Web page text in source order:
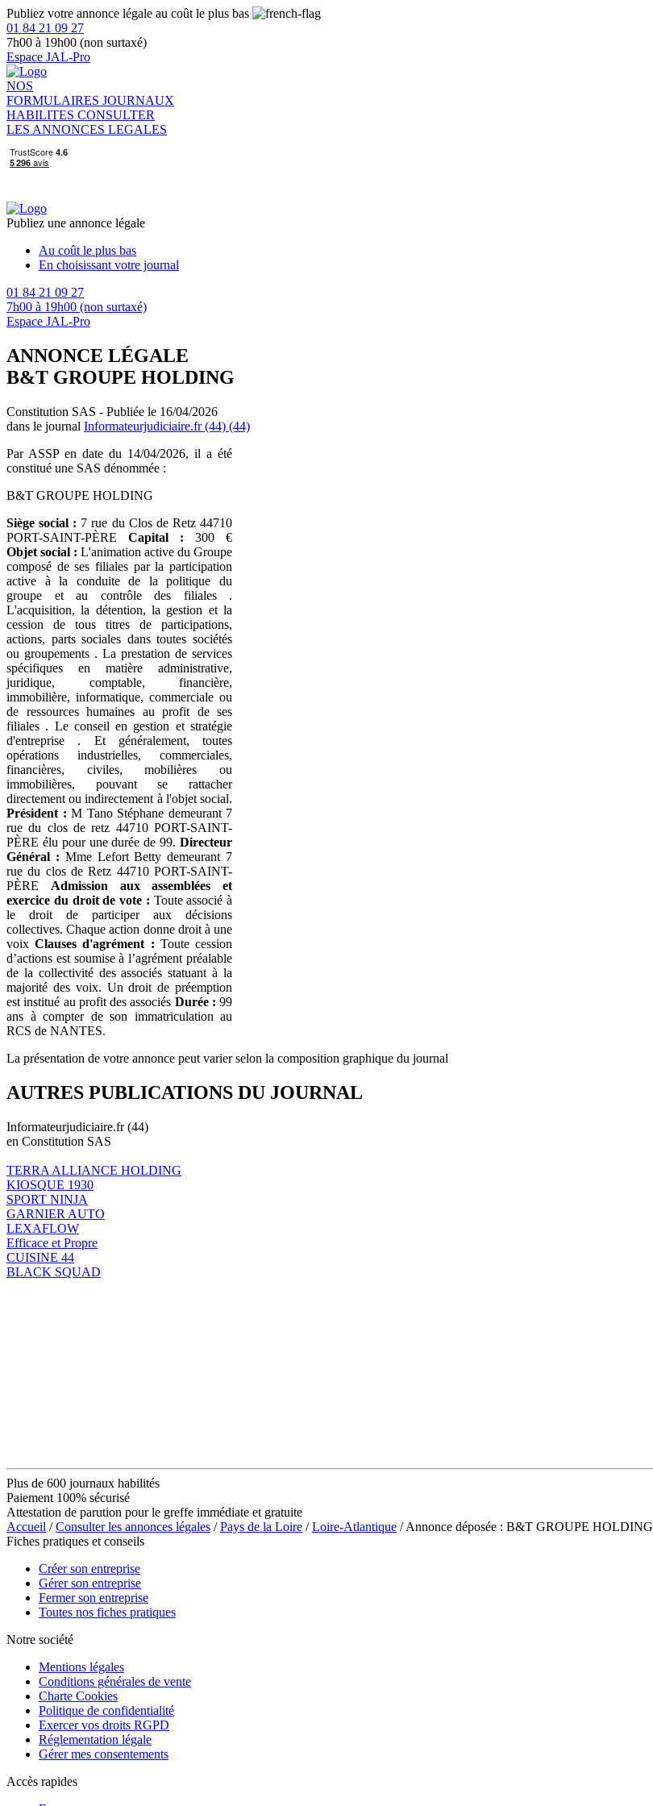
Publiez votre annonce légale au coût le plus bas
01 84 21 09 27
7h00 à 19h00 (non surtaxé)
Espace JAL-Pro
NOS
FORMULAIRES JOURNAUX
HABILITES CONSULTER
LES ANNONCES LEGALES
Publiez une annonce légale
Au coût le plus bas
En choisissant votre journal
01 84 21 09 27
7h00 à 19h00 (non surtaxé)
Espace JAL-Pro
ANNONCE LÉGALE
B&T GROUPE HOLDING
Constitution SAS - Publiée le 16/04/2026
dans le journal Informateurjudiciaire.fr (44) (44)
Par ASSP en date du 14/04/2026, il a été
constitué une SAS dénommée :
B&T GROUPE HOLDING
Siège social : 7 rue du Clos de Retz 44710
PORT-SAINT-PÈRE Capital : 300 €
Objet social : L'animation active du Groupe
composé de ses filiales par la participation
active à la conduite de la politique du
groupe et au contrôle des filiales .
L'acquisition, la détention, la gestion et la
cession de tous titres de participations,
actions, parts sociales dans toutes sociétés
ou groupements . La prestation de services
spécifiques en matière administrative,
juridique, comptable, financière,
immobilière, informatique, commerciale ou
de ressources humaines au profit de ses
filiales . Le conseil en gestion et stratégie
d'entreprise . Et généralement, toutes
opérations industrielles, commerciales,
financières, civiles, mobilières ou
immobilières, pouvant se rattacher
directement ou indirectement à l'objet social.
Président : M Tano Stéphane demeurant 7
rue du clos de retz 44710 PORT-SAINT-
PÈRE élu pour une durée de 99. Directeur
Général : Mme Lefort Betty demeurant 7
rue du clos de Retz 44710 PORT-SAINT-
PÈRE Admission aux assemblées et
exercice du droit de vote : Toute associé à
le droit de participer aux décisions
collectives. Chaque action donne droit à une
voixClauses d'agrément : Toute cession
d’actions est soumise à l’agrément préalable
de la collectivité des associés statuant à la
majorité des voix. Un droit de préemption
est institué au profit des associés Durée : 99
ans à compter de son immatriculation au
RCS de NANTES.
La présentation de votre annonce peut varier selon la composition graphique du journal
AUTRES PUBLICATIONS DU JOURNAL
Informateurjudiciaire.fr (44)
en Constitution SAS
TERRA ALLIANCE HOLDING
KIOSQUE 1930
SPORT NINJA
GARNIER AUTO
LEXAFLOW
Efficace et Propre
CUISINE 44
BLACK SQUAD
Plus de 600 journaux habilités
Paiement 100% sécurisé
Attestation de parution pour le greffe immédiate et gratuite
Accueil /Consulter les annonces légales /Pays de la Loire /Loire-Atlantique / Annonce déposée : B&T GROUPE HOLDING
Fiches pratiques et conseils
Créer son entreprise
Gérer son entreprise
Fermer son entreprise
Toutes nos fiches pratiques
Notre société
Mentions légales
Conditions générales de vente
Charte Cookies
Politique de confidentialité
Exercer vos droits RGPD
Réglementation légale
Gérer mes consentements
Accès rapides